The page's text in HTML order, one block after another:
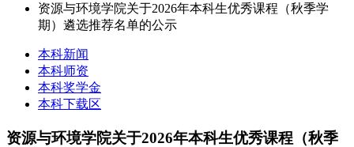
资源与环境学院关于2026年本科生优秀课程（秋季学
期）遴选推荐名单的公示
本科新闻
本科师资
本科奖学金
本科下载区
资源与环境学院关于2026年本科生优秀课程（秋季